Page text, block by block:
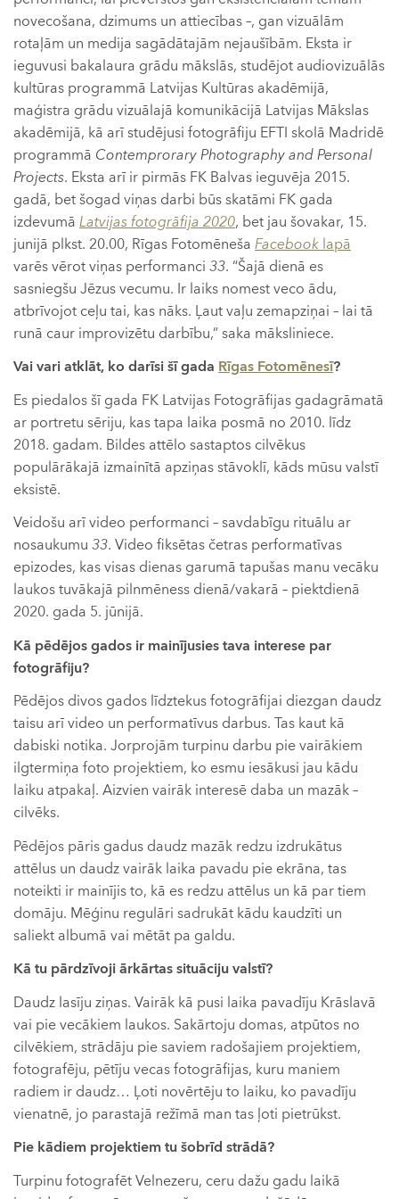
novecošana, dzimums un attiecības –, gan vizuālām
rotaļām un medija sagādātajām nejaušībām. Eksta ir
ieguvusi bakalaura grādu mākslās, studējot audiovizuālās
kultūras programmā Latvijas Kultūras akadēmijā,
maģistra grādu vizuālajā komunikācijā Latvijas Mākslas
akadēmijā, kā arī studējusi fotogrāfiju EFTI skolā Madridē
programmā Contemprorary Photography and Personal
Projects. Eksta arī ir pirmās FK Balvas ieguvēja 2015.
gadā, bet šogad viņas darbi būs skatāmi FK gada
izdevumā Latvijas fotogrāfija 2020, bet jau šovakar, 15.
junijā plkst. 20.00, Rīgas Fotomēneša Facebook lapā
varēs vērot viņas performanci 33. “Šajā dienā es
sasniegšu Jēzus vecumu. Ir laiks nomest veco ādu,
atbrīvojot ceļu tai, kas nāks. Ļaut vaļu zemapziņai – lai tā
runā caur improvizētu darbību,” saka māksliniece.
Vai vari atklāt, ko darīsi šī gada Rīgas Fotomēnesī?
Es piedalos šī gada FK Latvijas Fotogrāfijas gadagrāmatā
ar portretu sēriju, kas tapa laika posmā no 2010. līdz
2018. gadam. Bildes attēlo sastaptos cilvēkus
populārākajā izmainītā apziņas stāvoklī, kāds mūsu valstī
eksistē.
Veidošu arī video performanci – savdabīgu rituālu ar
nosaukumu 33. Video fiksētas četras performatīvas
epizodes, kas visas dienas garumā tapušas manu vecāku
laukos tuvākajā pilnmēness dienā/vakarā – piektdienā
2020. gada 5. jūnijā.
Kā pēdējos gados ir mainījusies tava interese par
fotogrāfiju?
Pēdējos divos gados līdztekus fotogrāfijai diezgan daudz
taisu arī video un performatīvus darbus. Tas kaut kā
dabiski notika. Jorprojām turpinu darbu pie vairākiem
ilgtermiņa foto projektiem, ko esmu iesākusi jau kādu
laiku atpakaļ. Aizvien vairāk interesē daba un mazāk –
cilvēks.
Pēdējos pāris gadus daudz mazāk redzu izdrukātus
attēlus un daudz vairāk laika pavadu pie ekrāna, tas
noteikti ir mainījis to, kā es redzu attēlus un kā par tiem
domāju. Mēģinu regulāri sadrukāt kādu kaudzīti un
saliekt albumā vai mētāt pa galdu.
Kā tu pārdzīvoji ārkārtas situāciju valstī?
Daudz lasīju ziņas. Vairāk kā pusi laika pavadīju Krāslavā
vai pie vecākiem laukos. Sakārtoju domas, atpūtos no
cilvēkiem, strādāju pie saviem radošajiem projektiem,
fotografēju, pētīju vecas fotogrāfijas, kuru maniem
radiem ir daudz… Ļoti novērtēju to laiku, ko pavadīju
vienatnē, jo parastajā režīmā man tas ļoti pietrūkst.
Pie kādiem projektiem tu šobrīd strādā?
Turpinu fotografēt Velnezeru, ceru dažu gadu laikā